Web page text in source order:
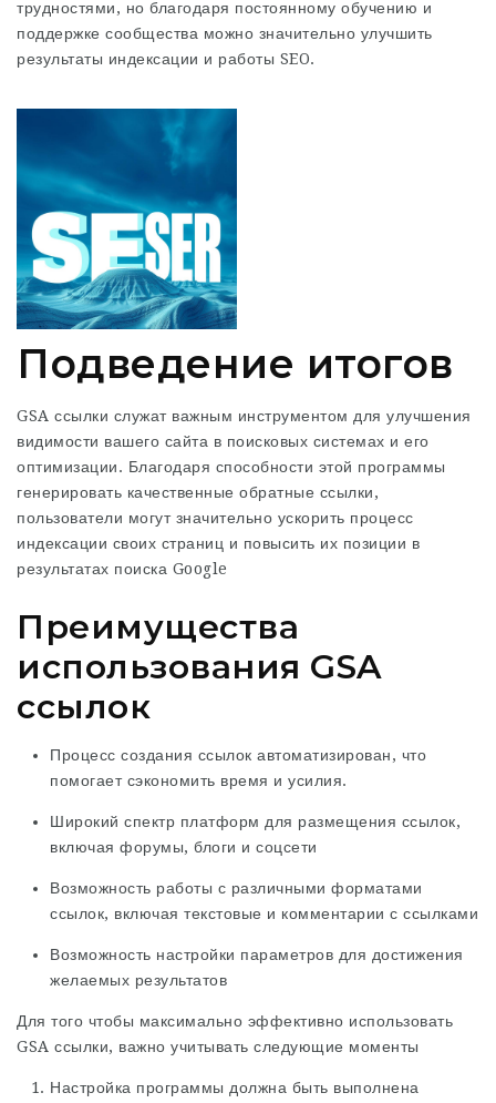
трудностями, но благодаря постоянному обучению и
поддержке сообщества можно значительно улучшить
результаты индексации и работы SEO.
Подведение итогов
GSA ссылки служат важным инструментом для улучшения
видимости вашего сайта в поисковых системах и его
оптимизации. Благодаря способности этой программы
генерировать качественные обратные ссылки,
пользователи могут значительно ускорить процесс
индексации своих страниц и повысить их позиции в
результатах поиска Google
Преимущества
использования GSA
ссылок
Процесс создания ссылок автоматизирован, что
помогает сэкономить время и усилия.
Широкий спектр платформ для размещения ссылок,
включая форумы, блоги и соцсети
Возможность работы с различными форматами
ссылок, включая текстовые и комментарии с ссылками
Возможность настройки параметров для достижения
желаемых результатов
Для того чтобы максимально эффективно использовать
GSA ссылки, важно учитывать следующие моменты
Настройка программы должна быть выполнена